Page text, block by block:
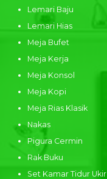
Lemari Baju
Lemari Hias
Meja Bufet
Meja Kerja
Meja Konsol
Meja Kopi
Meja Rias Klasik
Nakas
Pigura Cermin
Rak Buku
Set Kamar Tidur Ukir